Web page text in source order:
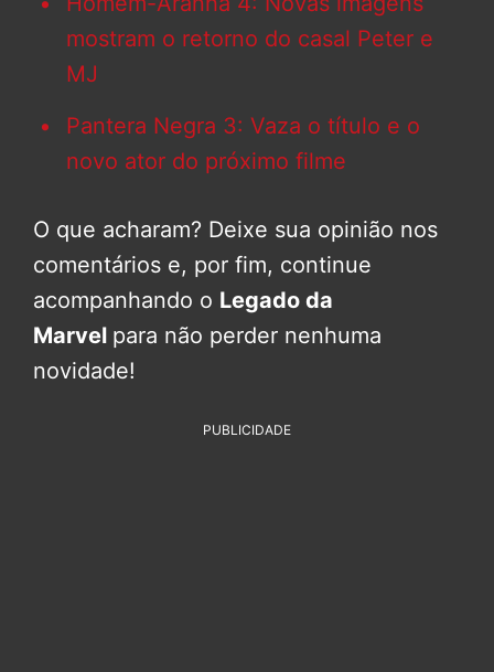
mostram o retorno do casal Peter e
MJ
Pantera Negra 3: Vaza o título e o
novo ator do próximo filme
O que acharam? Deixe sua opinião nos
comentários e, por fim, continue
acompanhando o Legado da
Marvel para não perder nenhuma
novidade!
PUBLICIDADE